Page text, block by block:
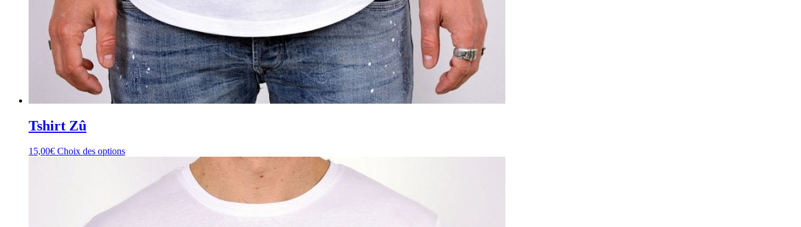
Tshirt Zû
15,00€ Choix des options